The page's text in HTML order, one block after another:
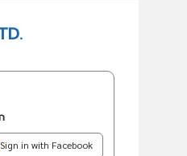
in with Facebook